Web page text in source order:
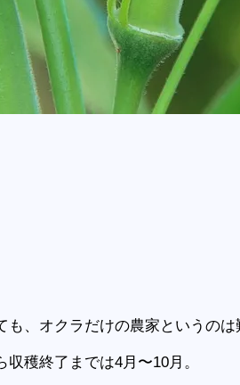
も、オクラだけの農家というのは
穫終了までは4月〜10月。